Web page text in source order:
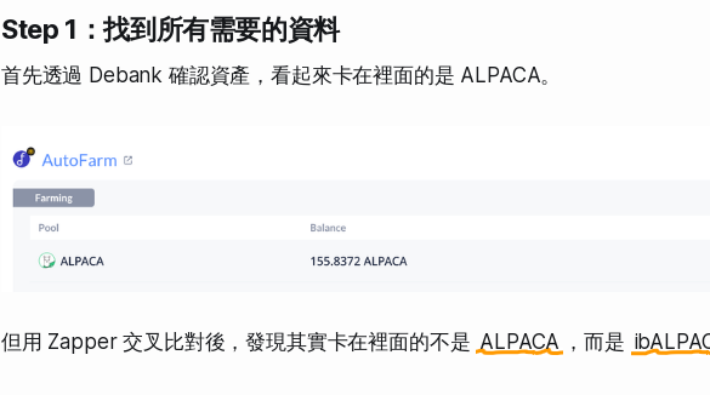
Step 1：找到所有需要的資料
首先透過 Debank 確認資產，看起來卡在裡面的是 ALPACA。
但用 Zapper 交叉比對後，發現其實卡在裡面的不是 ALPACA ，而是